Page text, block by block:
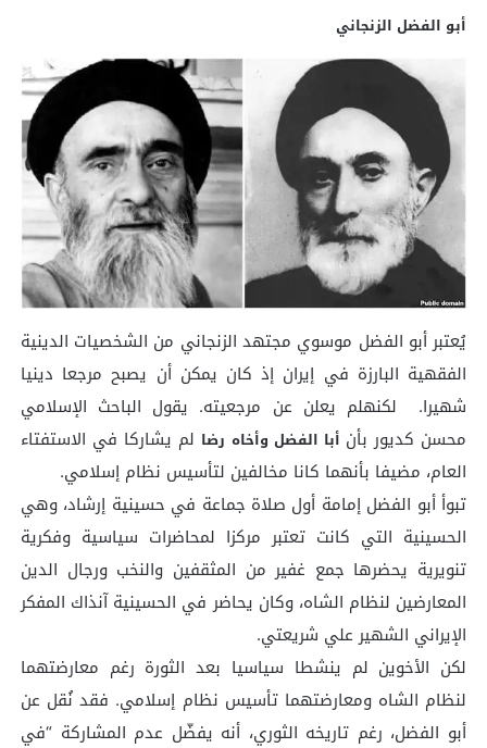
أبو الفضل الزنجاني
يُعتبر أبو الفضل موسوي مجتهد الزنجاني من الشخصيات الدينية
الفقهية البارزة في إيران إذ كان يمكن أن يصبح مرجعا دينيا
شهيرا. لكنهلم يعلن عن مرجعيته. يقول الباحث الإسلامي
محسن كديور بأن أبا الفضل وأخاه رضا لم يشاركا في الاستفتاء
العام، مضيفا بأنهما كانا مخالفين لتأسيس نظام إسلامي.
تبوأ أبو الفضل إمامة أول صلاة جماعة في حسينية إرشاد، وهي
الحسينية التي كانت تعتبر مركزا لمحاضرات سياسية وفكرية
تنويرية يحضرها جمع غفير من المثقفين والنخب ورجال الدين
المعارضين لنظام الشاه، وكان يحاضر في الحسينية آنذاك المفكر
الإيراني الشهير علي شريعتي.
لكن الأخوين لم ينشطا سياسيا بعد الثورة رغم معارضتهما
لنظام الشاه ومعارضتهما تأسيس نظام إسلامي. فقد نُقل عن
أبو الفضل، رغم تاريخه الثوري، أنه يفضّل عدم المشاركة “في